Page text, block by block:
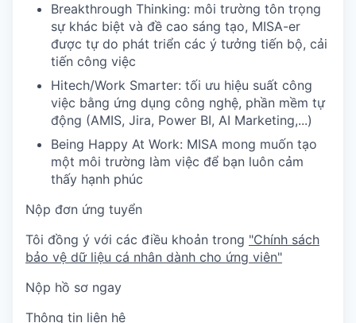
Breakthrough Thinking: môi trường tôn trọng
sự khác biệt và đề cao sáng tạo, MISA-er
được tự do phát triển các ý tưởng tiến bộ, cải
tiến công việc
Hitech/Work Smarter: tối ưu hiệu suất công
việc bằng ứng dụng công nghệ, phần mềm tự
động (AMIS, Jira, Power BI, AI Marketing,...)
Being Happy At Work: MISA mong muốn tạo
một môi trường làm việc để bạn luôn cảm
thấy hạnh phúc
Nộp đơn ứng tuyển
Tôi đồng ý với các điều khoản trong "Chính sách
bảo vệ dữ liệu cá nhân dành cho ứng viên"
Nộp hồ sơ ngay
Thông tin liên hệ